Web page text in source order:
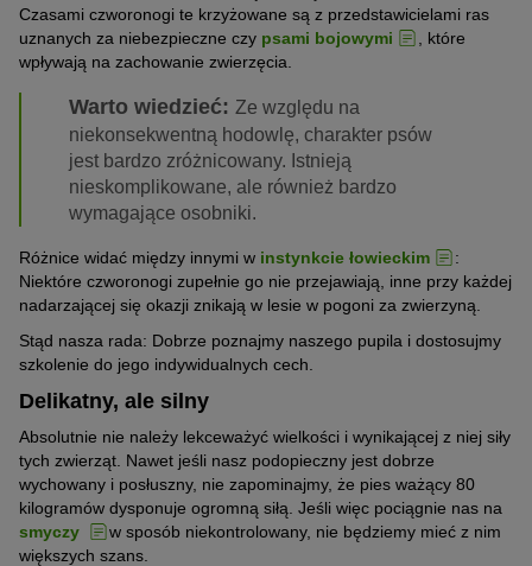
Czasami czworonogi te krzyżowane są z przedstawicielami ras
uznanych za niebezpieczne czy psami bojowymi
, które
wpływają na zachowanie zwierzęcia.
Warto wiedzieć: Ze względu na
niekonsekwentną hodowlę, charakter psów
jest bardzo zróżnicowany. Istnieją
nieskomplikowane, ale również bardzo
wymagające osobniki.
Różnice widać między innymi w instynkcie łowieckim
:
Niektóre czworonogi zupełnie go nie przejawiają, inne przy każdej
nadarzającej się okazji znikają w lesie w pogoni za zwierzyną.
Stąd nasza rada: Dobrze poznajmy naszego pupila i dostosujmy
szkolenie do jego indywidualnych cech.
Delikatny, ale silny
Absolutnie nie należy lekceważyć wielkości i wynikającej z niej siły
tych zwierząt. Nawet jeśli nasz podopieczny jest dobrze
wychowany i posłuszny, nie zapominajmy, że pies ważący 80
kilogramów dysponuje ogromną siłą. Jeśli więc pociągnie nas na
smyczy
w sposób niekontrolowany, nie będziemy mieć z nim
większych szans.